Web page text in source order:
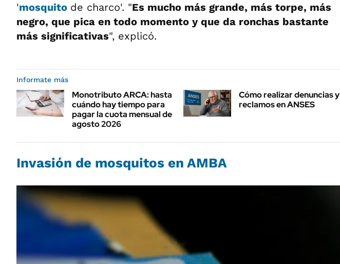
'mosquito de charco'. "Es mucho más grande, más torpe, más
negro, que pica en todo momento y que da ronchas bastante
más significativas", explicó.
Informate más
Monotributo ARCA: hasta
cuándo hay tiempo para
pagar la cuota mensual de
agosto 2026
Cómo realizar denuncias y
reclamos en ANSES
Invasión de mosquitos en AMBA